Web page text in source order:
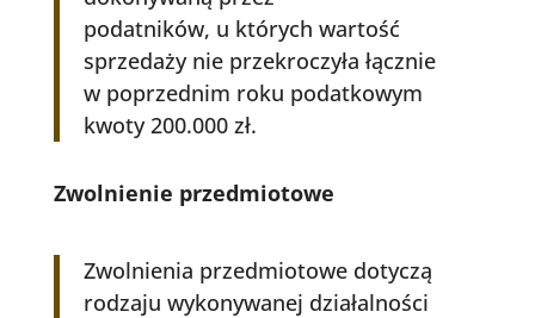
podatników, u których wartość
sprzedaży nie przekroczyła łącznie
w poprzednim roku podatkowym
kwoty 200.000 zł.
Zwolnienie przedmiotowe
Zwolnienia przedmiotowe dotyczą
rodzaju wykonywanej działalności